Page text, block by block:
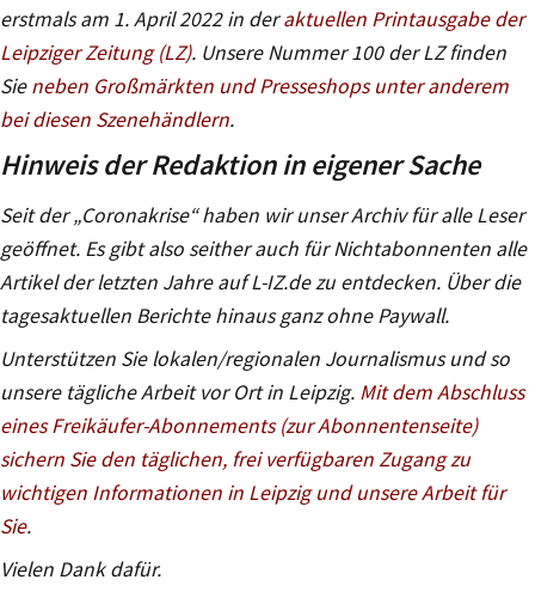
erstmals am 1. April 2022 in deraktuellen Printausgabe der
Leipziger Zeitung (LZ). Unsere Nummer 100 der LZ finden
Sieneben Großmärkten und Presseshops unter anderem
bei diesen Szenehändlern.
Hinweis der Redaktion in eigener Sache
Seit der „Coronakrise“ haben wir unser Archiv für alle Leser
geöffnet. Es gibt also seither auch für Nichtabonnenten alle
Artikel der letzten Jahre auf L-IZ.de zu entdecken. Über die
tagesaktuellen Berichte hinaus ganz ohne Paywall.
Unterstützen Sie lokalen/regionalen Journalismus und so
unsere tägliche Arbeit vor Ort in Leipzig. Mit dem Abschluss
eines Freikäufer-Abonnements (zur Abonnentenseite)
sichern Sie den täglichen, frei verfügbaren Zugang zu
wichtigen Informationen in Leipzig und unsere Arbeit für
Sie.
Vielen Dank dafür.